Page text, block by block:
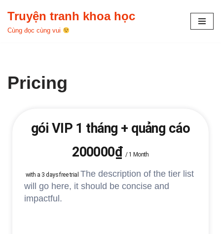
Chuyển
Truyện tranh khoa học
Cùng đọc cùng vui
Pricing
gói VIP 1 tháng + quảng cáo
200000₫ / 1 Month
with a 3 days free trial The description of the tier list
will go here, it should be concise and
impactful.